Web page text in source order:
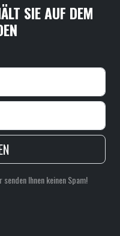
SIE AUF DEM
Ihnen keinen Spam!